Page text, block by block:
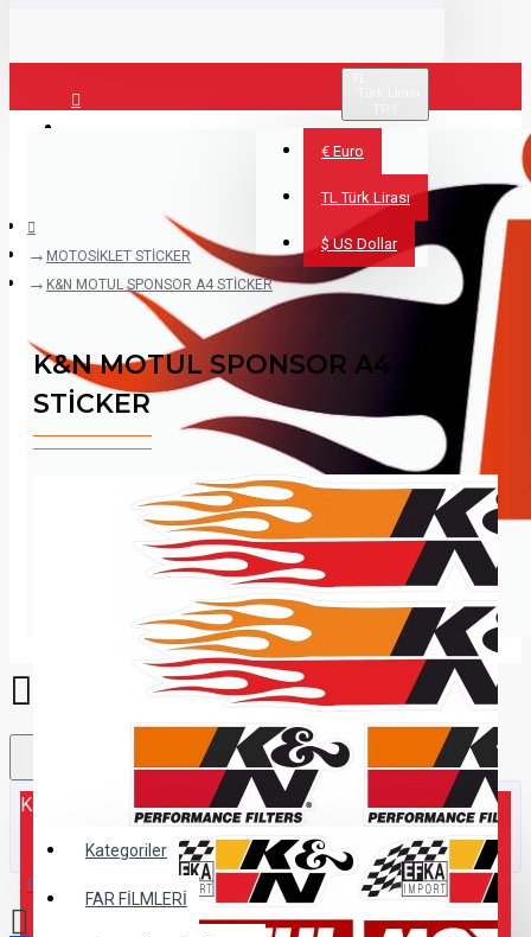
€ Euro
TL Türk Lirası
$ US Dollar
Kategoriler
Kategoriler
FAR FİLMLERİ
0 ürün - 0,00TL
MOTOSİKLET STİCKER
K&N MOTUL SPONSOR A4 STİCKER
K&N MOTUL SPONSOR A4
STİCKER